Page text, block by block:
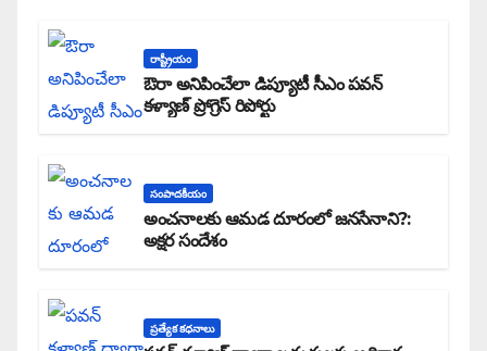
రాష్ట్రీయం
ఔరా అనిపించేలా డిప్యూటీ సీఎం పవన్
కళ్యాణ్ ప్రోగ్రెస్ రిపోర్టు
సంపాదకీయం
అంచనాలకు ఆమడ దూరంలో జనసేనాని?:
అక్షర సందేశం
ప్రత్యేక కధనాలు